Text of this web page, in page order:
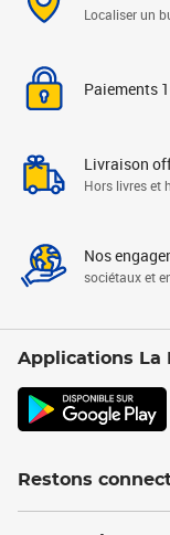
Localiser un
Paiements
Livraison
Hors livres et
Nos
sociétaux et
Applications La
Restons